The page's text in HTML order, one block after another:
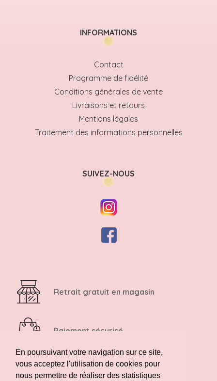
En poursuivant votre navigation sur ce site,
vous acceptez l'utilisation de cookies pour
nous permettre de réaliser des statistiques
INFORMATIONS
Contact
Programme de fidélité
Conditions générales de vente
Livraisons et retours
Mentions légales
Traitement des informations personnelles
SUIVEZ-NOUS
Retrait gratuit en magasin
Paiement sécurisé
Retour possible sous 14 jours